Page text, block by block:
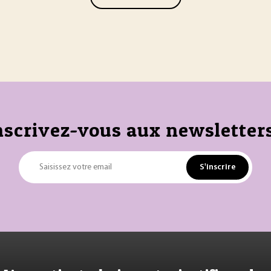
vous aux
Saisissez votre email S'inscrire